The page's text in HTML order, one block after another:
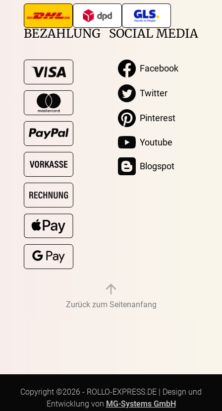
BEZAHLUNG SOCIAL MEDIA
Facebook
Twitter
Pinterest
Youtube
Blogspot
Zurück zum Seitenanfang
Copyright ©2026 - ROLLO-EXPRESS.DE | Design und
Entwicklung von MG-Systems GmbH